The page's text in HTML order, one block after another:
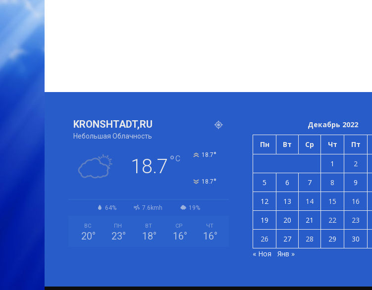
KRONSHTADT,RU
Небольшая Облачность
18.7 °C 18.7°
18.7°
64% 7.6kmh 19%
ВС
20°
ПН
23°
ВТ
18°
СР
16°
ЧТ
16°
Декабрь 2022
Пн Вт Ср Чт Пт
1 2
5
6 7 8 9
12
13 14 15 16
19
20 21 22 23
26
27 28 29 30
« Ноя
Янв »